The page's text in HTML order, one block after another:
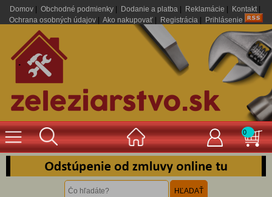
Domov Obchodné podmienky Dodanie a platba Reklamácie Kontakt|
Ochrana osobných údajov
Ako nakupovať Registrácia Prihlásenie
.
0